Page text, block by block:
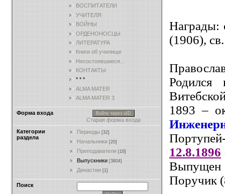
ВОСПИТАТЕЛИ
УЧИТЕЛЯ
ВОЙНЫ
ОРДЕНОНОСЦЫ
ЛИТЕРАТУРА
Книги об училище
Несостоявшиеся...
КОНТАКТЫ
* * *
ALMA MATER
ALMA MATER 3
Форма входа Войти через uID
Старая форма входа
Категории
раздела
Периоды [32]
Начальники [20]
Преподаватели [16]
Выпускники [3804]
Династии [1]
Поиск
Награды:
(1906),
1893 –
12.8.1896
Поручик